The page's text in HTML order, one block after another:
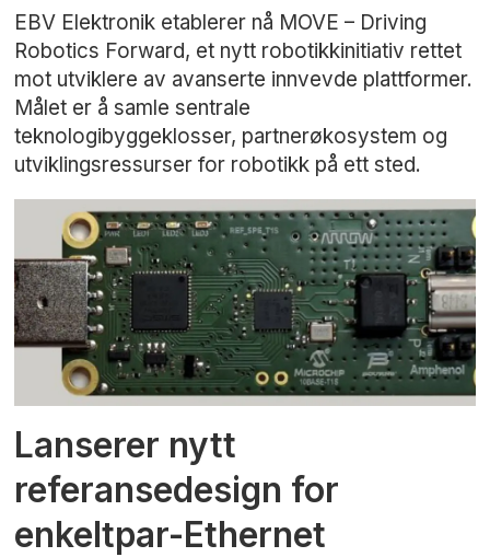
EBV Elektronik etablerer nå MOVE – Driving
Robotics Forward, et nytt robotikkinitiativ rettet
mot utviklere av avanserte innvevde plattformer.
Målet er å samle sentrale
teknologibyggeklosser, partnerøkosystem og
utviklingsressurser for robotikk på ett sted.
Lanserer nytt
referansedesign for
enkeltpar-Ethernet